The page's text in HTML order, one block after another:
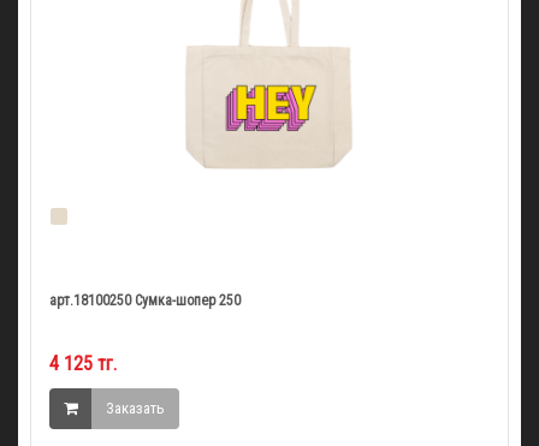
арт.18100250 Сумка-шопер 250
4 125 тг.
Заказать